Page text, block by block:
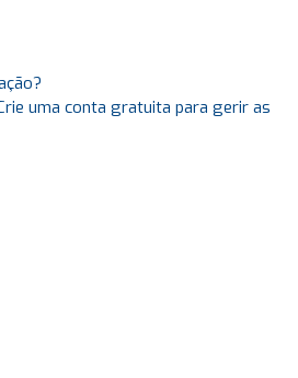
uma conta gratuita para gerir as